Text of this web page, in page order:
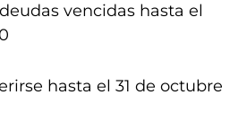
vencidas hasta el
hasta el 31 de octubre